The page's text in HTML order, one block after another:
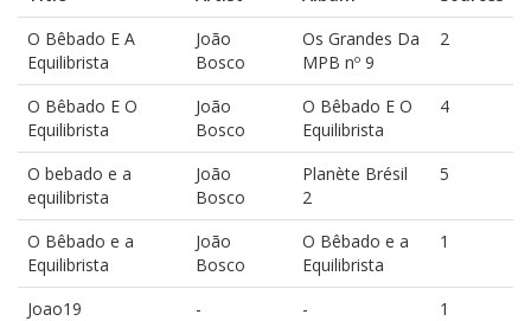
O Bêbado E A
Equilibrista
João
Bosco
Os Grandes Da
MPB nº 9
2
O Bêbado E O
Equilibrista
João
Bosco
O Bêbado E O
Equilibrista
4
O bebado e a
equilibrista
João
Bosco
Planète Brésil
2
5
O Bêbado e a
Equilibrista
João
Bosco
O Bêbado e a
Equilibrista
1
Joao19 - -
1